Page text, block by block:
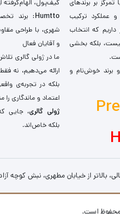
بر برندهای
عملکرد ترکیب
که انتخاب
بلکه بخشی
برند خوش‌نام و
کیف‌پول، الهام‌گرفته
Humtto: برند
شهری، با طراحی
و آقایان فعال
ما در ژولی گالری
ارائه می‌دهیم، نه
بلکه در تجربه‌ی
اعتماد و ماندگاری را
ژولی گالری، جایی
بلکه خاص‌اند.
بالاتر از خیابان مطهری، نبش کوچه
محفوظ است.